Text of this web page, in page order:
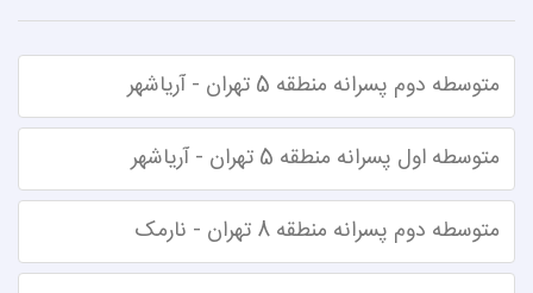
متوسطه دوم پسرانه منطقه 5 تهران - آریاشهر
متوسطه اول پسرانه منطقه 5 تهران - آریاشهر
متوسطه دوم پسرانه منطقه 8 تهران - نارمک